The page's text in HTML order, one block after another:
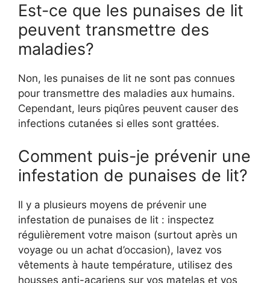
Est-ce que les punaises de lit
peuvent transmettre des
maladies?
Non, les punaises de lit ne sont pas connues
pour transmettre des maladies aux humains.
Cependant, leurs piqûres peuvent causer des
infections cutanées si elles sont grattées.
Comment puis-je prévenir une
infestation de punaises de lit?
Il y a plusieurs moyens de prévenir une
infestation de punaises de lit : inspectez
régulièrement votre maison (surtout après un
voyage ou un achat d’occasion), lavez vos
vêtements à haute température, utilisez des
housses anti-acariens sur vos matelas et vos